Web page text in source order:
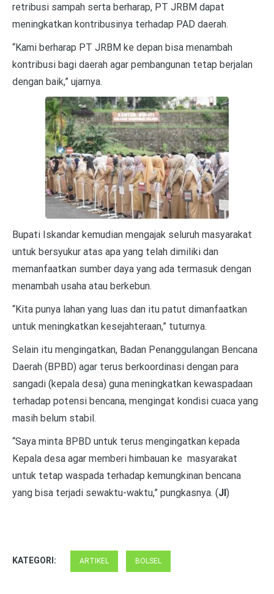
retribusi sampah serta berharap, PT JRBM dapat
meningkatkan kontribusinya terhadap PAD daerah.
“Kami berharap PT JRBM ke depan bisa menambah
kontribusi bagi daerah agar pembangunan tetap berjalan
dengan baik,” ujarnya.
Bupati Iskandar kemudian mengajak seluruh masyarakat
untuk bersyukur atas apa yang telah dimiliki dan
memanfaatkan sumber daya yang ada termasuk dengan
menambah usaha atau berkebun.
“Kita punya lahan yang luas dan itu patut dimanfaatkan
untuk meningkatkan kesejahteraan,” tuturnya.
Selain itu mengingatkan, Badan Penanggulangan Bencana
Daerah (BPBD) agar terus berkoordinasi dengan para
sangadi (kepala desa) guna meningkatkan kewaspadaan
terhadap potensi bencana, mengingat kondisi cuaca yang
masih belum stabil.
“Saya minta BPBD untuk terus mengingatkan kepada
Kepala desa agar memberi himbauan ke masyarakat
untuk tetap waspada terhadap kemungkinan bencana
yang bisa terjadi sewaktu-waktu,” pungkasnya. (JI)
KATEGORI: ARTIKEL BOLSEL